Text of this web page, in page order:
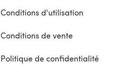
Conditions d'utilisation
Conditions de vente
Politique de confidentialité